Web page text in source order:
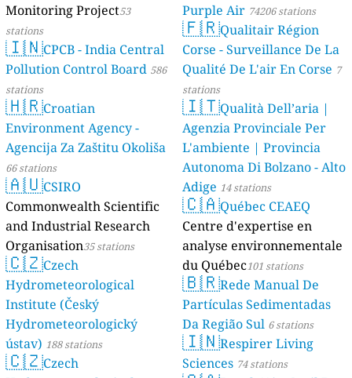
Monitoring Project53
stations
🇮🇳CPCB - India Central
Pollution Control Board 586
stations
🇭🇷Croatian
Environment Agency -
Agencija Za Zaštitu Okoliša
66 stations
🇦🇺CSIRO
Commonwealth Scientific
and Industrial Research
Organisation35 stations
🇨🇿Czech
Hydrometeorological
Institute (Český
Hydrometeorologický
ústav) 188 stations
🇨🇿Czech
Purple Air 74206 stations
🇫🇷Qualitair Région
Corse - Surveillance De La
Qualité De L'air En Corse 7
stations
🇮🇹Qualità Dell’aria |
Agenzia Provinciale Per
L'ambiente | Provincia
Autonoma Di Bolzano - Alto
Adige 14 stations
🇨🇦Québec CEAEQ
Centre d'expertise en
analyse environnementale
du Québec101 stations
🇧🇷Rede Manual De
Partículas Sedimentadas
Da Região Sul 6 stations
🇮🇳Respirer Living
Sciences 74 stations